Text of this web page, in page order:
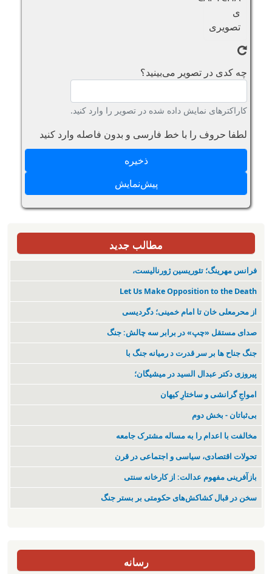
چه کدی در تصویر می‌بینید؟
کاراکترهای نمایش داده شده در تصویر را وارد کنید.
لطفا حروف را با خط فارسی و بدون فاصله وارد کنید
مطالب جدید
فرانس مهرینگ؛ تئوریسین ژورنالیست،
Let Us Make Opposition to the Death
از محرمعلی خان تا امام خمینی؛ دگردیسی
صدای مستقل «چپ» در برابر سه چالش: جنگ
جنگ جناح ها بر سر قدرت د رمیانە جنگ با
پیروزی دکتر عبدال السید در میشیگان؛
‌امواجِ گرانشی و ساختارِ کیهان
بی‌ثباتان - بخش دوم
مخالفت با اعدام را به مساله مشترک جامعه
تحولات اقتصادی، سیاسی و اجتماعی در قرن
بازآفرینی مفهوم عدالت: از کارخانه سنتی
سخن در قبال کشاکش‌های حکومتی بر بستر جنگ
رسانه